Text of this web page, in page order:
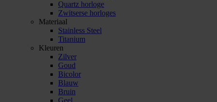
Quartz horloge
Zwitserse horloges
Materiaal
Stainless Steel
Titanium
Kleuren
Zilver
Goud
Bicolor
Blauw
Bruin
Geel